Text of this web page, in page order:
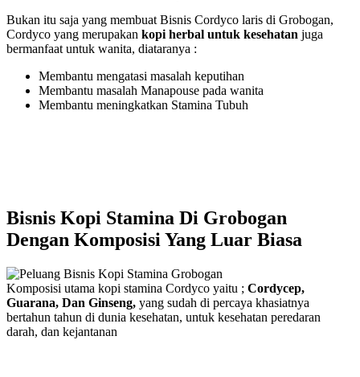
Bukan itu saja yang membuat Bisnis Cordyco laris di Grobogan,
Cordyco yang merupakan kopi herbal untuk kesehatan juga
bermanfaat untuk wanita, diataranya :
Membantu mengatasi masalah keputihan
Membantu masalah Manapouse pada wanita
Membantu meningkatkan Stamina Tubuh
Bisnis Kopi Stamina Di Grobogan
Dengan Komposisi Yang Luar Biasa
Komposisi utama kopi stamina Cordyco yaitu ; Cordycep,
Guarana, Dan Ginseng, yang sudah di percaya khasiatnya
bertahun tahun di dunia kesehatan, untuk kesehatan peredaran
darah, dan kejantanan